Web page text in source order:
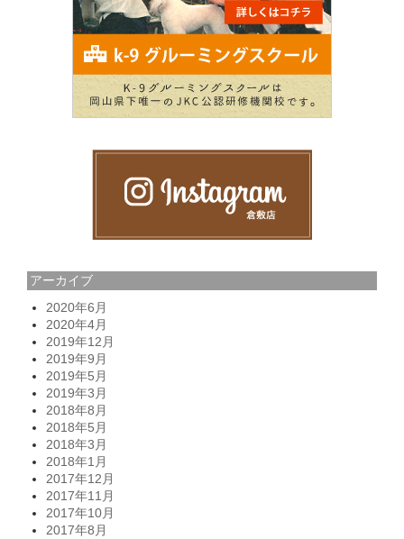
アーカイブ
2020年6月
2020年4月
2019年12月
2019年9月
2019年5月
2019年3月
2018年8月
2018年5月
2018年3月
2018年1月
2017年12月
2017年11月
2017年10月
2017年8月